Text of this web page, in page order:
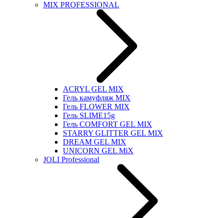
MIX PROFESSIONAL
ACRYL GEL MIX
Гель камуфляж MIX
Гель FLOWER MIX
Гель SLIME15g
Гель COMFORT GEL MIX
STARRY GLITTER GEL MIX
DREAM GEL MIX
UNICORN GEL MiX
JOLI Professional